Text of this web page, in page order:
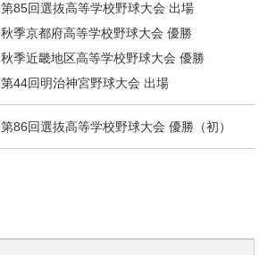
第85回選抜高等学校野球大会 出場
秋季京都府高等学校野球大会 優勝
秋季近畿地区高等学校野球大会 優勝
第44回明治神宮野球大会 出場
第86回選抜高等学校野球大会 優勝（初）